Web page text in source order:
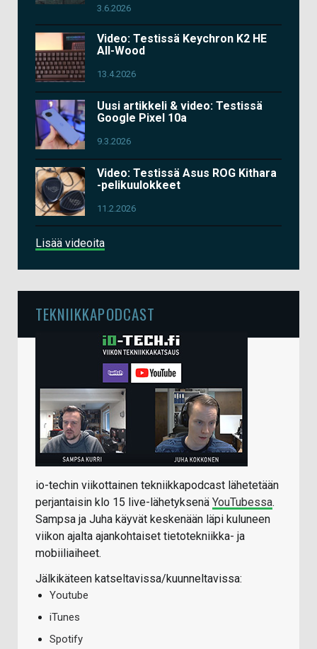
3.6.2026
Video: Testissä Keychron K2 HE
All-Wood
13.4.2026
Uusi artikkeli & video: Testissä
Google Pixel 10a
9.3.2026
Video: Testissä Asus ROG Kithara
-pelikuulokkeet
11.2.2026
Lisää videoita
TEKNIIKKAPODCAST
io-techin viikottainen tekniikkapodcast lähetetään
perjantaisin klo 15 live-lähetyksenä YouTubessa.
Sampsa ja Juha käyvät keskenään läpi kuluneen
viikon ajalta ajankohtaiset tietotekniikka- ja
mobiiliaiheet.
Jälkikäteen katseltavissa/kuunneltavissa:
Youtube
iTunes
Spotify